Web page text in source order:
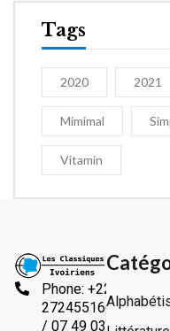
Tags
2020 2021
Mimimal
Vitamin
Phone: +225
2724551666
/ 07 49 03